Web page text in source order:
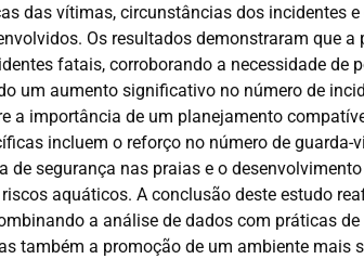
das vítimas, circunstâncias dos incidentes
Os resultados demonstraram que a
fatais, corroborando a necessidade de
um aumento significativo no número de
a importância de um planejamento
incluem o reforço no número de guarda-
segurança nas praias e o
aquáticos. A conclusão deste estudo
a análise de dados com práticas
também a promoção de um ambiente mais